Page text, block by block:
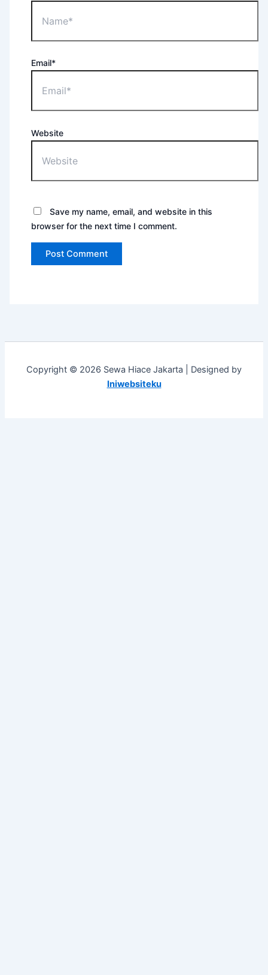
Email*
Website
Save my name, email, and website in this
browser for the next time I comment.
Copyright © 2026 Sewa Hiace Jakarta | Designed by
Iniwebsiteku